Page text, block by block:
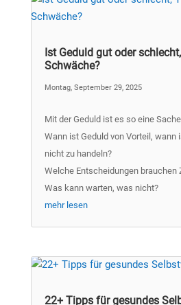
Ist Geduld gut oder
Schwäche?
Montag, September 29, 2025
Mit der Geduld ist es so eine
Wann ist Geduld von Vorteil, wann
nicht zu handeln?
Welche Entscheidungen brauchen
Was kann warten, was nicht?
mehr lesen
22+ Tipps für gesundes